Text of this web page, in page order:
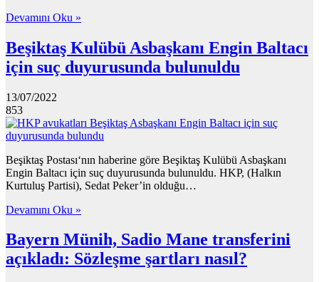
Devamını Oku »
Beşiktaş Kulübü Asbaşkanı Engin Baltacı
için suç duyurusunda bulunuldu
13/07/2022
853
Beşiktaş Postası‘nın haberine göre Beşiktaş Kulübü Asbaşkanı
Engin Baltacı için suç duyurusunda bulunuldu. HKP, (Halkın
Kurtuluş Partisi), Sedat Peker’in olduğu…
Devamını Oku »
Bayern Münih, Sadio Mane transferini
açıkladı: Sözleşme şartları nasıl?